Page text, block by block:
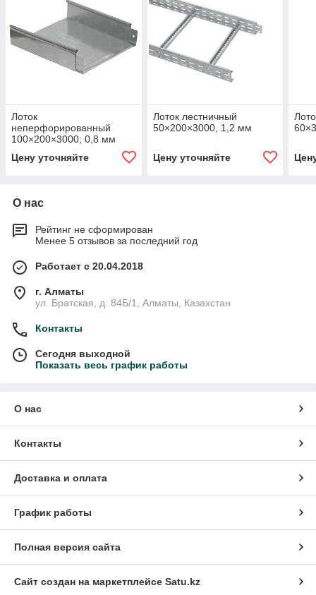
Лоток
неперфорированный
100×200×3000; 0,8 мм
Цену уточняйте
Лоток лестничный
50×200×3000, 1,2 мм
Цену уточняйте
О нас
Рейтинг не сформирован
Менее 5 отзывов за последний год
Работает с 20.04.2018
г. Алматы
ул. Братская, д. 84Б/1, Алматы, Казахстан
Контакты
Сегодня выходной
Показать весь график работы
О нас
Контакты
Доставка и оплата
График работы
Полная версия сайта
Сайт создан на маркетплейсе Satu.kz